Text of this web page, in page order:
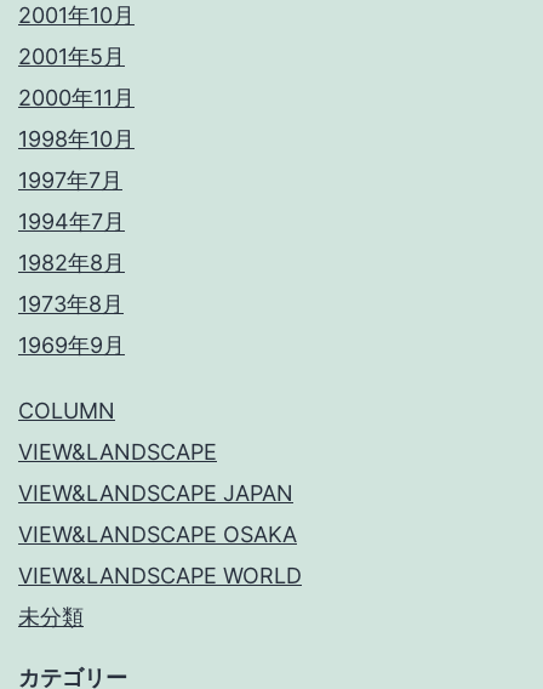
2001年10月
2001年5月
2000年11月
1998年10月
1997年7月
1994年7月
1982年8月
1973年8月
1969年9月
COLUMN
VIEW&LANDSCAPE
VIEW&LANDSCAPE JAPAN
VIEW&LANDSCAPE OSAKA
VIEW&LANDSCAPE WORLD
未分類
カテゴリー